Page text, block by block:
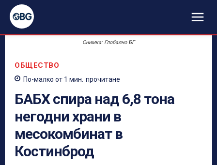
Снимка: Глобално БГ
ОБЩЕСТВО
По-малко от 1 мин. прочитане
БАБХ спира над 6,8 тона
негодни храни в
месокомбинат в
Костинброд